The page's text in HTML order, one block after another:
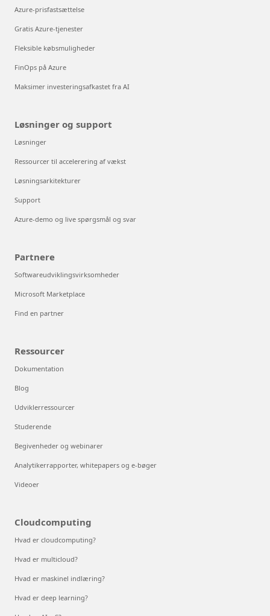
Azure-prisfastsættelse
Gratis Azure-tjenester
Fleksible købsmuligheder
FinOps på Azure
Maksimer investeringsafkastet fra AI
Løsninger og support
Løsninger
Ressourcer til accelerering af vækst
Løsningsarkitekturer
Support
Azure-demo og live spørgsmål og svar
Partnere
Softwareudviklingsvirksomheder
Microsoft Marketplace
Find en partner
Ressourcer
Dokumentation
Blog
Udviklerressourcer
Studerende
Begivenheder og webinarer
Analytikerrapporter, whitepapers og e-bøger
Videoer
Cloudcomputing
Hvad er cloudcomputing?
Hvad er multicloud?
Hvad er maskinel indlæring?
Hvad er deep learning?